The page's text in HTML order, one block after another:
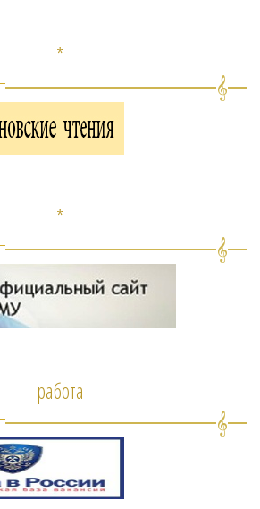
*
*
работа